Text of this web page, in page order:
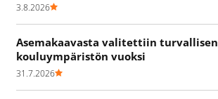
3.8.2026
Asemakaavasta valitettiin turvallisen
kouluympäristön vuoksi
31.7.2026